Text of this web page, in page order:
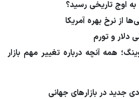
اوج تاریخی رسید؟
از نرخ بهره آمریکا
دلار و تورم
همه آنچه درباره تغییر مهم بازار